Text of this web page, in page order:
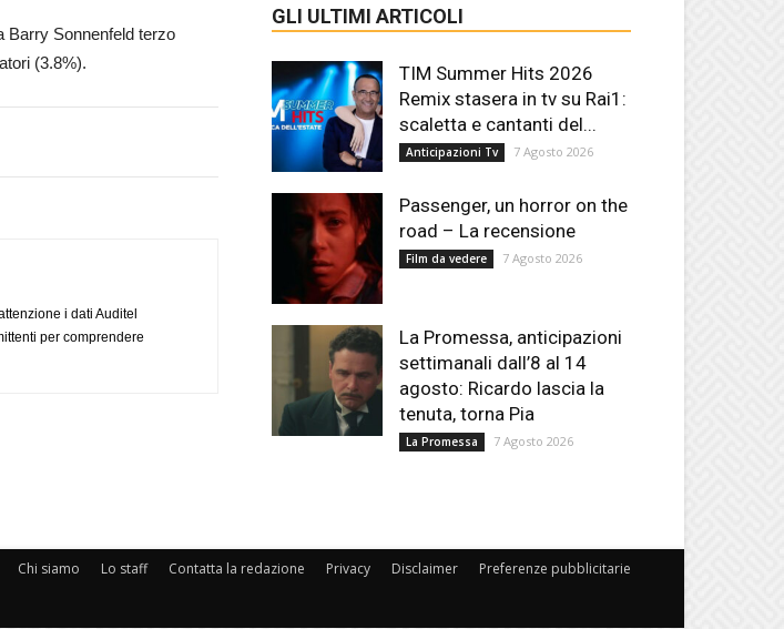
Barry Sonnenfeld terzo
(3.8%).
i dati Auditel
per comprendere
GLI ULTIMI ARTICOLI
TIM Summer Hits 2026
Remix stasera in tv su Rai1:
scaletta e cantanti del...
Anticipazioni Tv 7 Agosto 2026
Passenger, un horror on the
road – La recensione
Film da vedere 7 Agosto 2026
La Promessa, anticipazioni
settimanali dall’8 al 14
agosto: Ricardo lascia la
tenuta, torna Pia
La Promessa 7 Agosto 2026
Chi siamo Lo staff Contatta la redazione Privacy Disclaimer Preferenze pubblicitarie